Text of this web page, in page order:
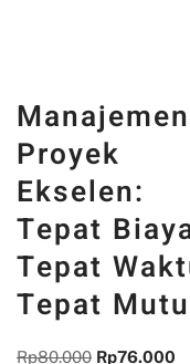
Manajemen
Proyek
Ekselen:
Tepat
Tepat
Tepat Mutu
Rp80.000 Rp76.000